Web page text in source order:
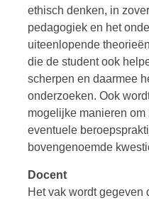
ethisch denken, in
pedagogiek en het
uiteenlopende
die de student ook
scherpen en daarmee
onderzoeken. Ook
mogelijke manieren
eventuele
bovengenoemde
Docent
Het vak wordt gegeven